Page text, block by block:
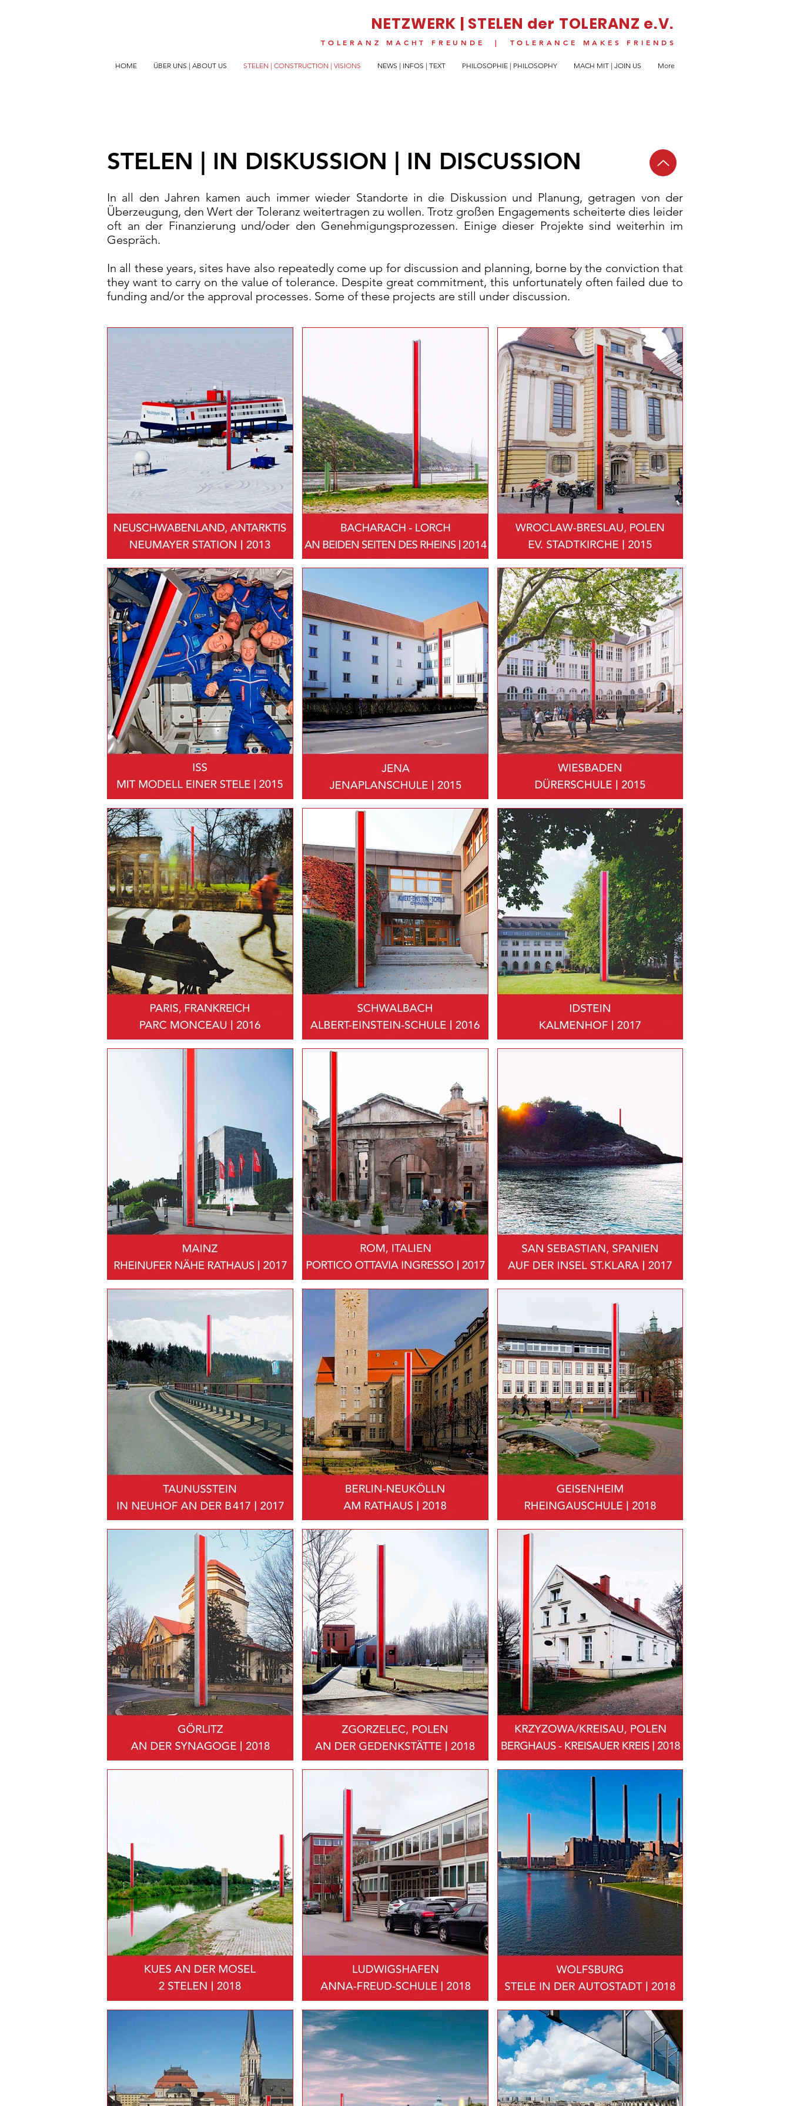
NETZWERK | STELEN der TOLERANZ e.V.
TOLERANZ MACHT FREUNDE | TOLERANCE MAKES FRIENDS
HOME ÜBER UNS | ABOUT US STELEN | CONSTRUCTION | VISIONS NEWS | INFOS | TEXT PHILOSOPHIE | PHILOSOPHY MACH MIT | JOIN US More
STELEN | IN DISKUSSION | IN DISCUSSION
In all den Jahren kamen auch immer wieder Standorte in die Diskussion und Planung, getragen von der
Überzeugung, den Wert der Toleranz weitertragen zu wollen. Trotz großen Engagements scheiterte dies leider
oft an der Finanzierung und/oder den Genehmigungsprozessen. Einige dieser Projekte sind weiterhin im
Gespräch.
In all these years, sites have also repeatedly come up for discussion and planning, borne by the conviction that
they want to carry on the value of tolerance. Despite great commitment, this unfortunately often failed due to
funding and/or the approval processes. Some of these projects are still under discussion.